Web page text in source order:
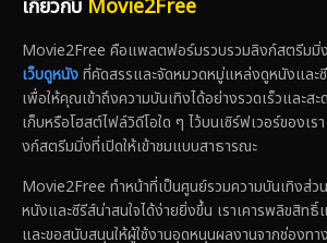
เกี่ยวกับ Movie2Free
Movie2Free คือแพลตฟอร์มรวบรวมลิงก์สตรีมมิ่
เว็บดูหนังที่คัดสรรและจัดหมวดหมู่แหล่งดูหนังและ
เพื่อให้คุณเข้าถึงความบันเทิงได้อย่างรวดเร็วและสะ
เก็บหรือโฮสต์ไฟล์วิดีโอใด ๆ ไว้บนเซิร์ฟเวอร์ของเร
งก์สตรีมมิ่งที่เปิดให้เข้าชมแบบสาธารณะ
Movie2Free ทำหน้าที่เป็นศูนย์รวมความบันเทิงส่
หนังและซีรีส์น่าสนใจได้ง่ายยิ่งขึ้น เราเคารพลิขสิท
และขอสนับสนุนให้ผู้ใช้งานอุดหนุนผลงานจากช่องท